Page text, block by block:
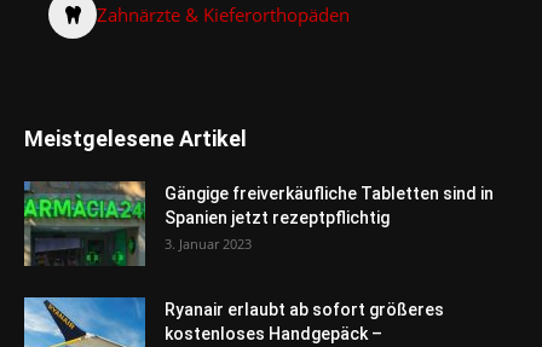
Zahnärzte & Kieferorthopäden
Meistgelesene Artikel
Gängige freiverkäufliche Tabletten sind in
Spanien jetzt rezeptpflichtig
3. Januar 2023
Ryanair erlaubt ab sofort größeres
kostenloses Handgepäck –